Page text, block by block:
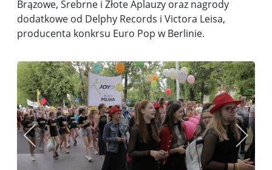
Brązowe, Srebrne i Złote Aplauzy oraz nagrody
dodatkowe od Delphy Records i Victora Leisa,
producenta konkrsu Euro Pop w Berlinie.